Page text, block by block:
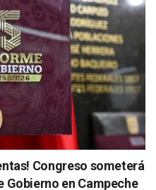
Congreso someterá
Gobierno en Campeche